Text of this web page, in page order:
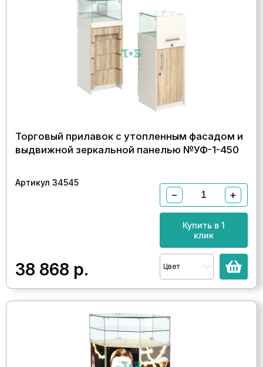
Торговый прилавок с утопленным фасадом и
выдвижной зеркальной панелью №УФ-1-450
Артикул 34545
38 868 р.
− +
Купить в 1
клик
Цвет